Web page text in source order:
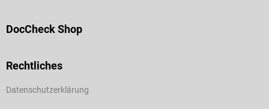
DocCheck Shop
Rechtliches
Datenschutzerklärung